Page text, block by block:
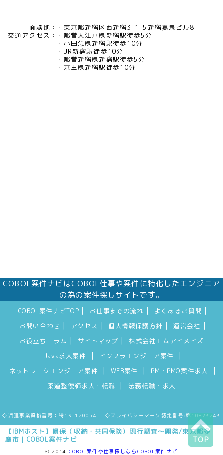
【IBMホスト】損保（収納・共同保険）現行調査～開発/東京都多
摩市｜COBOL案件ナビ
面談地：
東京都新宿区西新宿3-1-5新宿嘉泉ビル8F
交通アクセス：
都営大江戸線新宿駅徒歩5分
小田急線新宿駅徒歩10分
JR新宿駅徒歩10分
都営新宿線新宿駅徒歩5分
京王線新宿駅徒歩10分
COBOL案件ナビはCOBOL仕事や案件に特化したエンジニア
の為の案件探しサイトです。
TOP
COBOL案件ナビTOP お仕事までの流れ よくあるご質問
お問い合わせ アクセス 個人情報保護方針 運営会社
お役立ちコラム サイトマップ
株式会社エムアイメイズ
Java求人案件
インフラエンジニア案件
ネットワークエンジニア案件 WEB案件 PM・PMO案件求人
柔道整復師求人・転職 法務転職・求人
◇派遣事業資格番号：特13-120054 ◇プライバシーマーク認定番号:第10823243
© 2014 COBOL案件や仕事探しならCOBOL案件ナビ